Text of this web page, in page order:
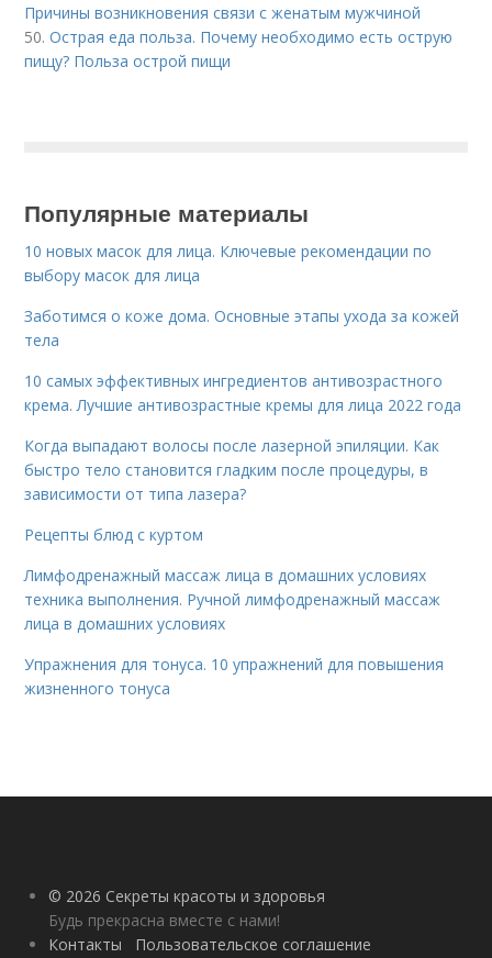
Причины возникновения связи с женатым мужчиной
50.Острая еда польза. Почему необходимо есть острую
пищу? Польза острой пищи
Популярные материалы
10 новых масок для лица. Ключевые рекомендации по
выбору масок для лица
Заботимся о коже дома. Основные этапы ухода за кожей
тела
10 самых эффективных ингредиентов антивозрастного
крема. Лучшие антивозрастные кремы для лица 2022 года
Когда выпадают волосы после лазерной эпиляции. Как
быстро тело становится гладким после процедуры, в
зависимости от типа лазера?
Рецепты блюд с куртом
Лимфодренажный массаж лица в домашних условиях
техника выполнения. Ручной лимфодренажный массаж
лица в домашних условиях
Упражнения для тонуса. 10 упражнений для повышения
жизненного тонуса
© 2026 Секреты красоты и здоровья
Будь прекрасна вместе с нами!
Контакты
Пользовательское соглашение